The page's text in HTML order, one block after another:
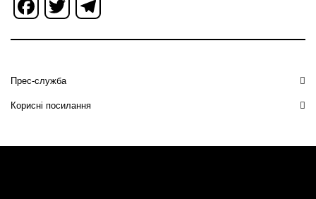
Facebook
Twitter
Прес-служба
Корисні посилання